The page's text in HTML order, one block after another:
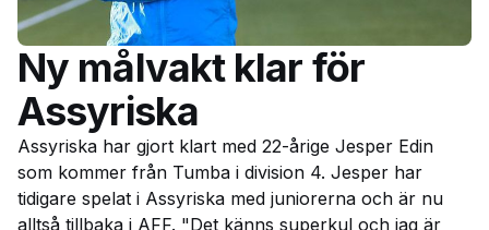
Ny målvakt klar för
Assyriska
Assyriska har gjort klart med 22-årige Jesper Edin
som kommer från Tumba i division 4. Jesper har
tidigare spelat i Assyriska med juniorerna och är nu
alltså tillbaka i AFF. "Det känns superkul och jag är